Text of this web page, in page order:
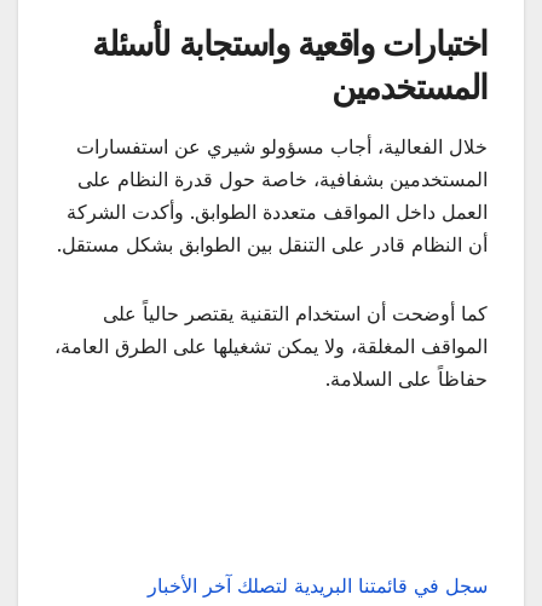
اختبارات واقعية واستجابة لأسئلة
المستخدمين
خلال الفعالية، أجاب مسؤولو شيري عن استفسارات
المستخدمين بشفافية، خاصة حول قدرة النظام على
العمل داخل المواقف متعددة الطوابق. وأكدت الشركة
أن النظام قادر على التنقل بين الطوابق بشكل مستقل.
كما أوضحت أن استخدام التقنية يقتصر حالياً على
المواقف المغلقة، ولا يمكن تشغيلها على الطرق العامة،
حفاظاً على السلامة.
سجل في قائمتنا البريدية لتصلك آخر الأخبار